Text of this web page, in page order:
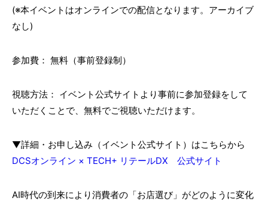
(※本イベントはオンラインでの配信となります。アーカイブ
なし)
参加費： 無料（事前登録制）
視聴方法： イベント公式サイトより事前に参加登録をして
いただくことで、無料でご視聴いただけます。
▼詳細・お申し込み（イベント公式サイト）はこちらから
DCSオンライン × TECH+ リテールDX 公式サイト
AI時代の到来により消費者の「お店選び」がどのように変化